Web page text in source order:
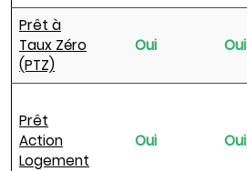
Prêt à
Taux Zéro
(PTZ)
Oui Oui
Prêt
Action
Logement
Oui Oui